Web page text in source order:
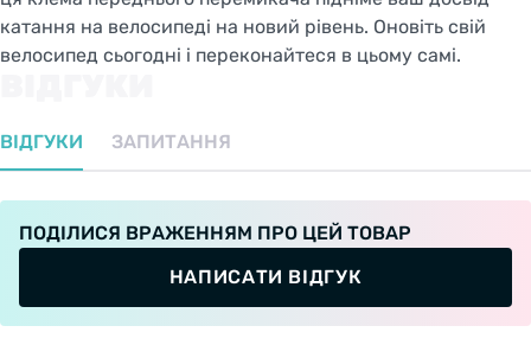
катання на велосипеді на новий рівень. Оновіть свій
велосипед сьогодні і переконайтеся в цьому самі.
ВІДГУКИ ЗАПИТАННЯ
ПОДІЛИСЯ ВРАЖЕННЯМ ПРО ЦЕЙ ТОВАР
НАПИСАТИ ВІДГУК